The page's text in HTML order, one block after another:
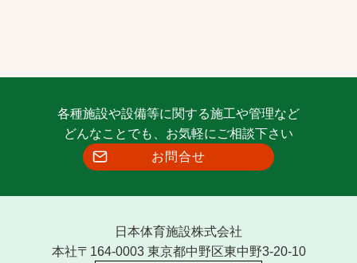
各種施設や設備等に関する施工や管理など
どんなことでも、お気軽にご相談下さい
お問合せ
日本体育施設株式会社
本社〒164-0003 東京都中野区東中野3-20-10